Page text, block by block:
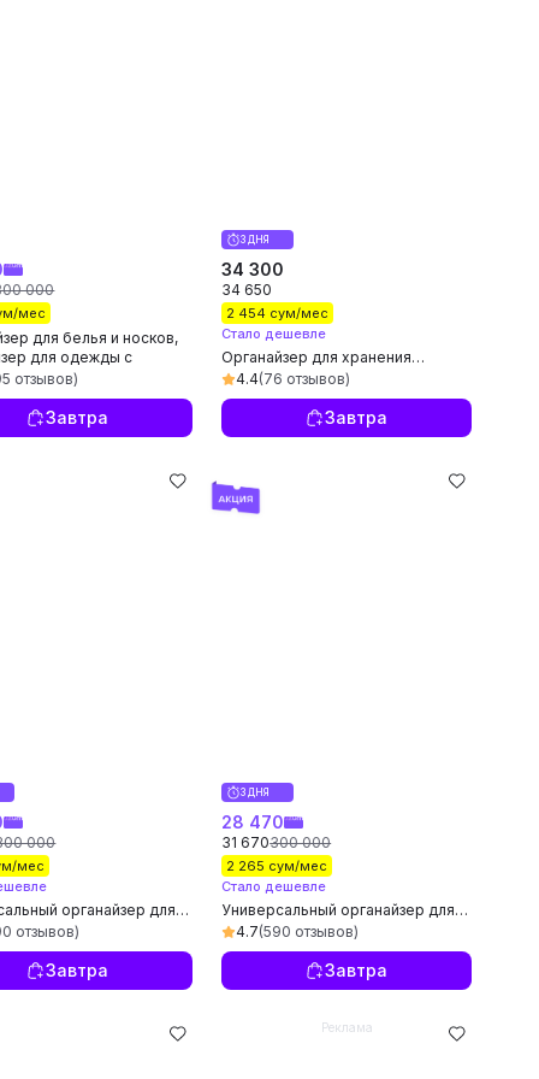
000
мес
для белья и носков,
для одежды с
тканевый, в комод и
отзывов)
Завтра
3 ДНЯ
34 300
34 650
2 454 сум/мес
Стало дешевле
Органайзер для хранения
одежды, 50 л/75 л
4.4(76 отзывов)
Завтра
000
мес
органайзер для
одежды, постельного
и игрушек
отзывов)
Завтра
3 ДНЯ
28 470
31 670300 000
2 265 сум/мес
Стало дешевле
Универсальный органайзер для
хранения одежды, постельного
белья, полотенец и игрушек
4.7(590 отзывов)
Завтра
Реклама